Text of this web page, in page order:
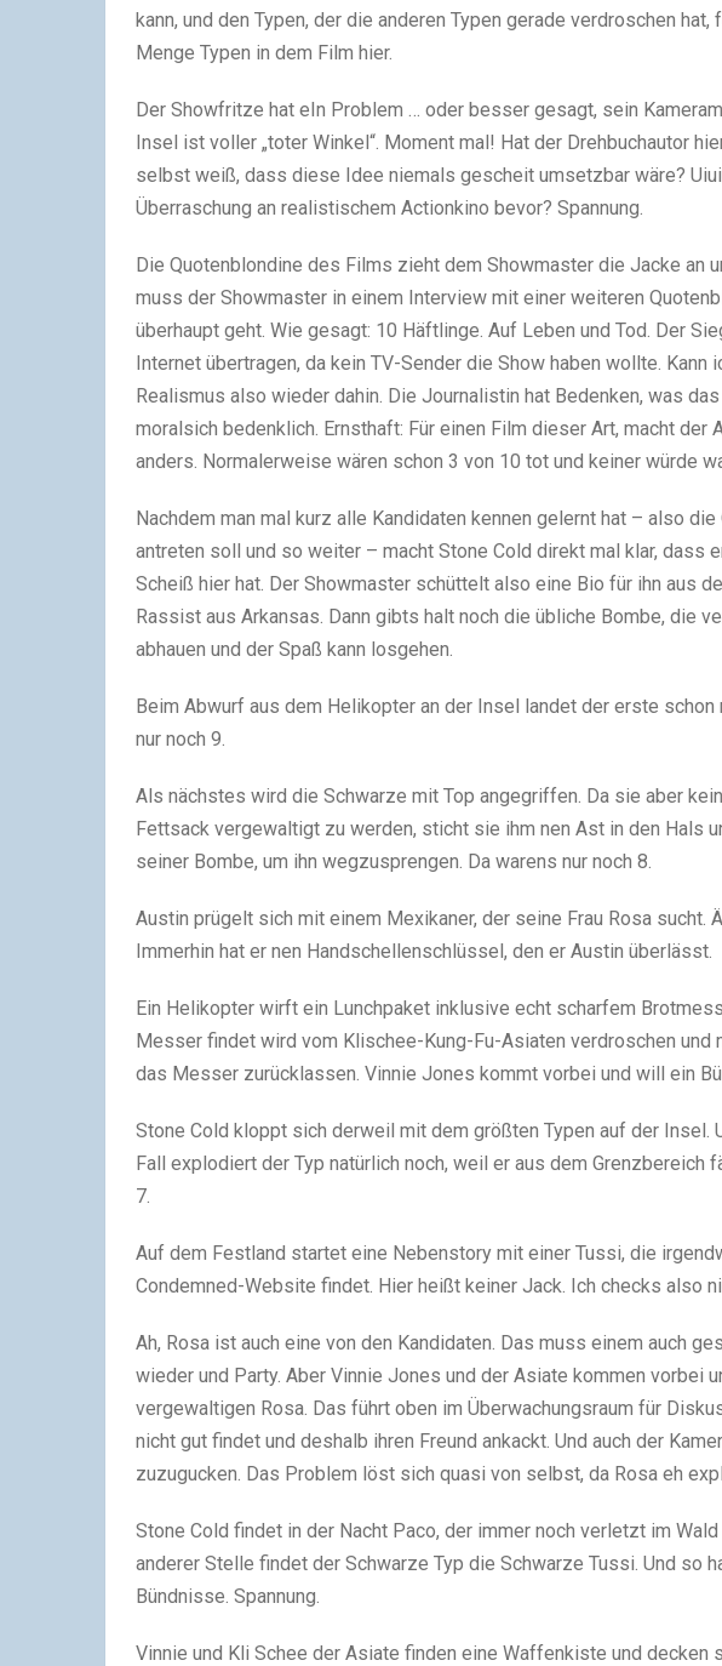
kann, und den Typen, der die anderen Typen gerade verdroschen
Menge Typen in dem Film hier.
Der Showfritze hat eIn Problem … oder besser gesagt, sein
Insel ist voller „toter Winkel“. Moment mal! Hat der Drehbuchautor
selbst weiß, dass diese Idee niemals gescheit umsetzbar wäre?
Überraschung an realistischem Actionkino bevor? Spannung.
Die Quotenblondine des Films zieht dem Showmaster die Jacke an
muss der Showmaster in einem Interview mit einer weiteren
überhaupt geht. Wie gesagt: 10 Häftlinge. Auf Leben und Tod. Der
Internet übertragen, da kein TV-Sender die Show haben wollte. Kann
Realismus also wieder dahin. Die Journalistin hat Bedenken, was
moralsich bedenklich. Ernsthaft: Für einen Film dieser Art, macht
anders. Normalerweise wären schon 3 von 10 tot und keiner würde
Nachdem man mal kurz alle Kandidaten kennen gelernt hat – also
antreten soll und so weiter – macht Stone Cold direkt mal klar, dass
Scheiß hier hat. Der Showmaster schüttelt also eine Bio für ihn aus
Rassist aus Arkansas. Dann gibts halt noch die übliche Bombe, die
abhauen und der Spaß kann losgehen.
Beim Abwurf aus dem Helikopter an der Insel landet der erste schon
nur noch 9.
Als nächstes wird die Schwarze mit Top angegriffen. Da sie aber
Fettsack vergewaltigt zu werden, sticht sie ihm nen Ast in den Hals
seiner Bombe, um ihn wegzusprengen. Da warens nur noch 8.
Austin prügelt sich mit einem Mexikaner, der seine Frau Rosa sucht.
Immerhin hat er nen Handschellenschlüssel, den er Austin überlässt.
Ein Helikopter wirft ein Lunchpaket inklusive echt scharfem
Messer findet wird vom Klischee-Kung-Fu-Asiaten verdroschen und
das Messer zurücklassen. Vinnie Jones kommt vorbei und will ein
Stone Cold kloppt sich derweil mit dem größten Typen auf der Insel.
Fall explodiert der Typ natürlich noch, weil er aus dem Grenzbereich
7.
Auf dem Festland startet eine Nebenstory mit einer Tussi, die
Condemned-Website findet. Hier heißt keiner Jack. Ich checks also
Ah, Rosa ist auch eine von den Kandidaten. Das muss einem auch
wieder und Party. Aber Vinnie Jones und der Asiate kommen vorbei
vergewaltigen Rosa. Das führt oben im Überwachungsraum für
nicht gut findet und deshalb ihren Freund ankackt. Und auch der
zuzugucken. Das Problem löst sich quasi von selbst, da Rosa eh
Stone Cold findet in der Nacht Paco, der immer noch verletzt im
anderer Stelle findet der Schwarze Typ die Schwarze Tussi. Und so
Bündnisse. Spannung.
Vinnie und Kli Schee der Asiate finden eine Waffenkiste und decken